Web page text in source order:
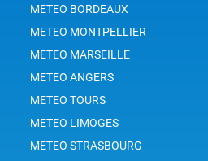
METEO BORDEAUX
METEO MONTPELLIER
METEO MARSEILLE
METEO ANGERS
METEO TOURS
METEO LIMOGES
METEO STRASBOURG